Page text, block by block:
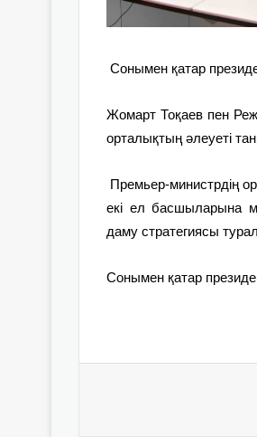
Сонымен қатар
Жомарт Тоқаев пен
орталықтың әлеуеті
Премьер-министрдің
екі ел басшыларына
даму стратегиясы
Сонымен қатар